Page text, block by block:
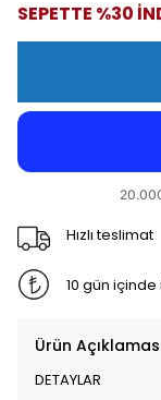
SEPETTE %30
Hızlı teslimat
10 gün
Ürün
DETAYLAR